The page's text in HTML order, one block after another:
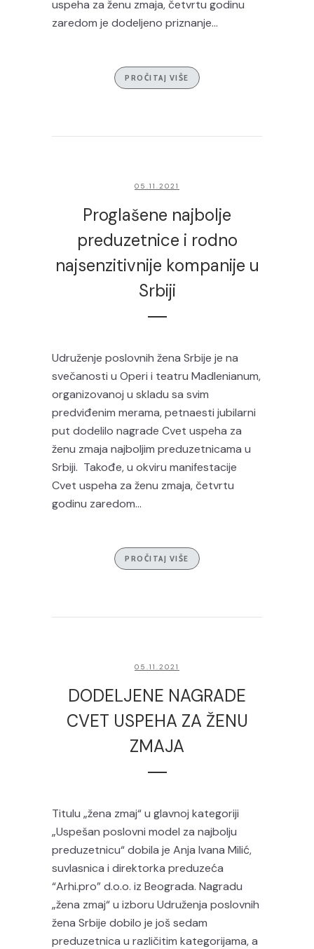
uspeha za ženu zmaja, četvrtu godinu
zaredom je dodeljeno priznanje...
PROČITAJ VIŠE
05.11.2021
Proglašene najbolje
preduzetnice i rodno
najsenzitivnije kompanije u
Srbiji
Udruženje poslovnih žena Srbije je na
svečanosti u Operi i teatru Madlenianum,
organizovanoj u skladu sa svim
predviđenim merama, petnaesti jubilarni
put dodelilo nagrade Cvet uspeha za
ženu zmaja najboljim preduzetnicama u
Srbiji. Takođe, u okviru manifestacije
Cvet uspeha za ženu zmaja, četvrtu
godinu zaredom...
PROČITAJ VIŠE
05.11.2021
DODELJENE NAGRADE
CVET USPEHA ZA ŽENU
ZMAJA
Titulu „žena zmaj“ u glavnoj kategoriji
„Uspešan poslovni model za najbolju
preduzetnicu“ dobila je Anja Ivana Milić,
suvlasnica i direktorka preduzeća
“Arhi.pro” d.o.o. iz Beograda. Nagradu
„žena zmaj“ u izboru Udruženja poslovnih
žena Srbije dobilo je još sedam
preduzetnica u različitim kategorijama, a